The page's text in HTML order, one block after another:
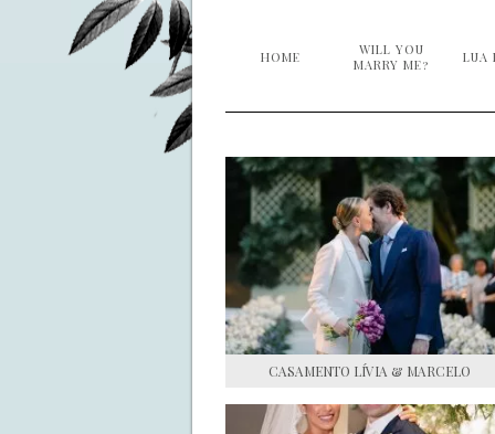
HOME
WILL YOU
MARRY ME?
LUA
CASAMENTO LÍVIA & MARCELO